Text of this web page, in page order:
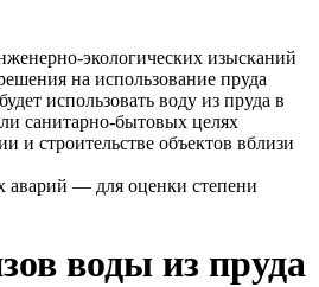
экологических изысканий
на использование пруда
использовать воду из пруда в
санитарно-бытовых целях
и строительстве объектов вблизи
аварий — для оценки степени
воды из пруда